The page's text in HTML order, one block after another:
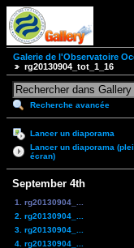
Galerie de l'Observatoire
rg20130904_tot_1_16
Recherche avancée
Lancer un diaporama
Lancer un diaporama
écran)
September 4th
1. rg20130904_...
2. rg20130904_...
3. rg20130904_...
4. rg20130904_...